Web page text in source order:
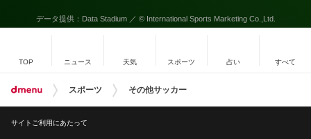
データ提供：Data Stadium ／ © International Sports Marketing Co.,Ltd.
TOP ニュース 天気 スポーツ 占い すべて
スポーツ その他サッカー
サイトご利用にあたって